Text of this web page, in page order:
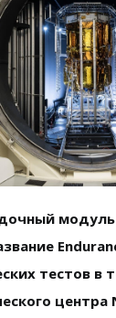
модуль
тестов в
центра